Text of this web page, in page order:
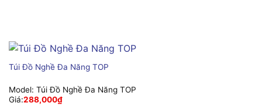
Túi Đồ Nghề Đa Năng TOP
Model: Túi Đồ Nghề Đa Năng TOP
Giá:288,000₫